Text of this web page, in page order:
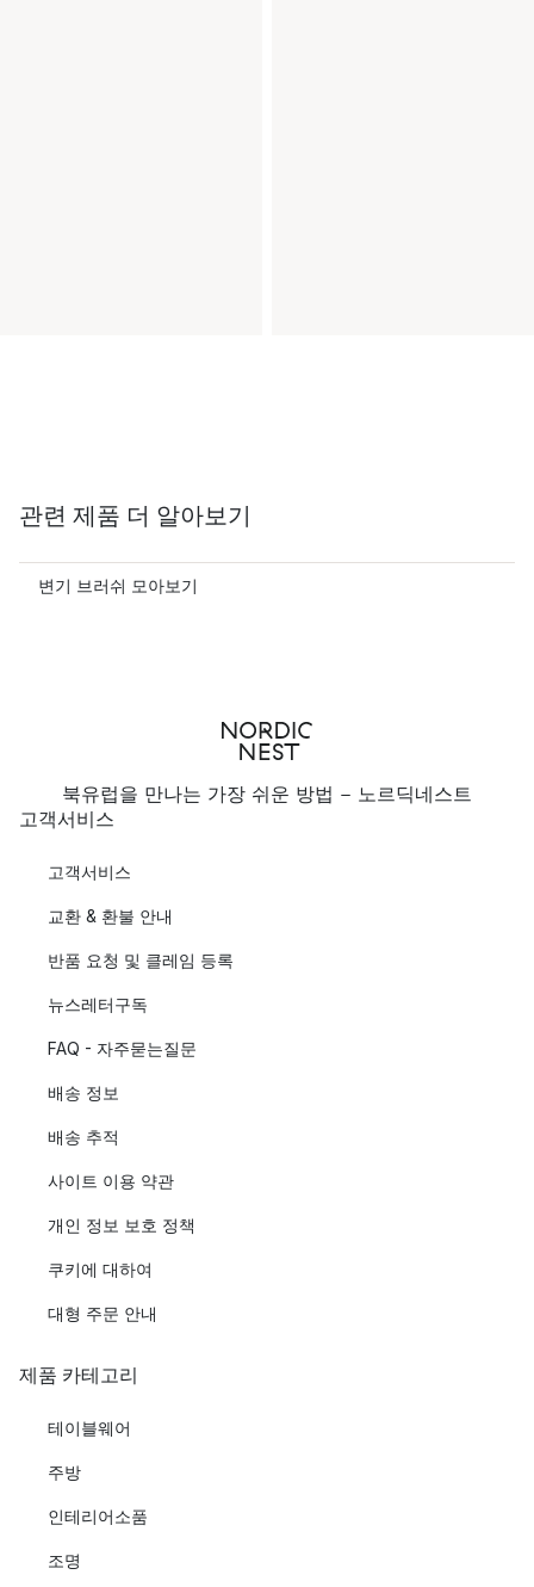
관련 제품 더 알아보기
변기 브러쉬 모아보기
북유럽을 만나는 가장 쉬운 방법 - 노르딕네스트
고객서비스
고객서비스
교환 & 환불 안내
반품 요청 및 클레임 등록
뉴스레터구독
FAQ - 자주묻는질문
배송 정보
배송 추적
사이트 이용 약관
개인 정보 보호 정책
쿠키에 대하여
대형 주문 안내
제품 카테고리
테이블웨어
주방
인테리어소품
조명